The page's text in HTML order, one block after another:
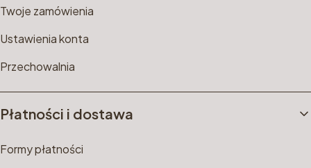
Twoje zamówienia
Ustawienia konta
Przechowalnia
Płatności i dostawa
Formy płatności